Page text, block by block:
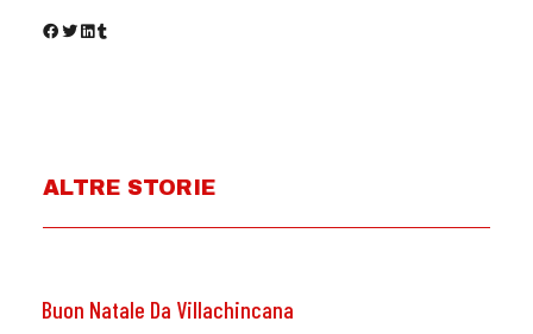
ALTRE STORIE
Buon Natale Da Villachincana